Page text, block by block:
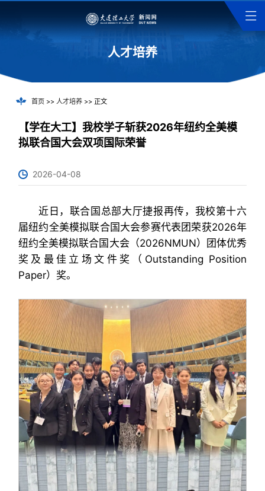
人才培养
首页>> 人才培养>> 正文
【学在大工】我校学子斩获2026年纽约全美模
拟联合国大会双项国际荣誉
2026-04-08
近日，联合国总部大厅捷报再传，我校第十六
届纽约全美模拟联合国大会参赛代表团荣获2026年
纽约全美模拟联合国大会（2026NMUN）团体优秀
奖及最佳立场文件奖（Outstanding Position
Paper）奖。